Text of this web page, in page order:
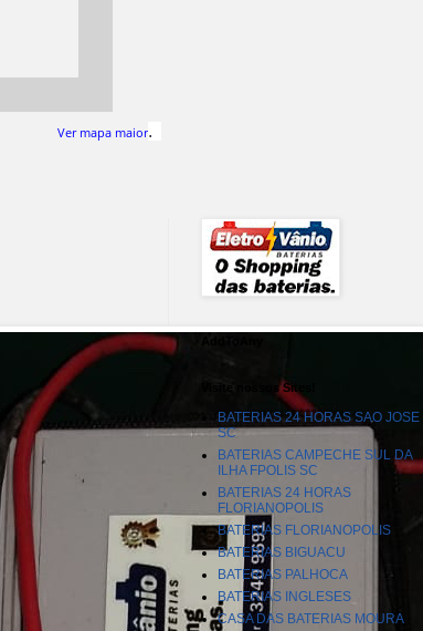
Ver mapa maior.
Visite nossos Sites!
BATERIAS 24 HORAS SAO JOSE
SC
BATERIAS CAMPECHE SUL DA
ILHA FPOLIS SC
BATERIAS 24 HORAS
FLORIANOPOLIS
BATERIAS FLORIANOPOLIS
BATERIAS BIGUACU
BATERIAS PALHOCA
BATERIAS INGLESES
CASA DAS BATERIAS MOURA